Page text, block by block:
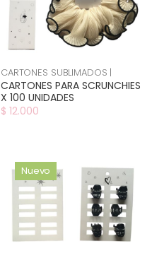
CARTONES SUBLIMADOS |
CARTONES PARA SCRUNCHIES
X 100 UNIDADES
$ 12.000
Nuevo